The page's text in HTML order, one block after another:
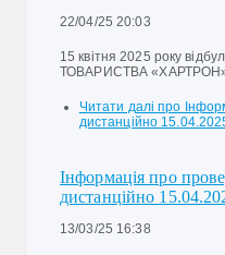
22/04/25 20:03
15 квітня 2025 року
ТОВАРИСТВА
Читати далі про
дистанційно
Інформація про
дистанційно
13/03/25 16:38